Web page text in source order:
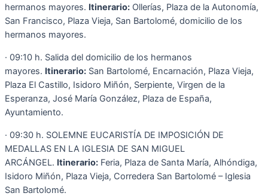
hermanos mayores. Itinerario: Ollerías, Plaza de la Autonomía,
San Francisco, Plaza Vieja, San Bartolomé, domicilio de los
hermanos mayores.
· 09:10 h. Salida del domicilio de los hermanos
mayores. Itinerario: San Bartolomé, Encarnación, Plaza Vieja,
Plaza El Castillo, Isidoro Miñón, Serpiente, Virgen de la
Esperanza, José María González, Plaza de España,
Ayuntamiento.
· 09:30 h. SOLEMNE EUCARISTÍA DE IMPOSICIÓN DE
MEDALLAS EN LA IGLESIA DE SAN MIGUEL
ARCÁNGEL. Itinerario: Feria, Plaza de Santa María, Alhóndiga,
Isidoro Miñón, Plaza Vieja, Corredera San Bartolomé – Iglesia
San Bartolomé.